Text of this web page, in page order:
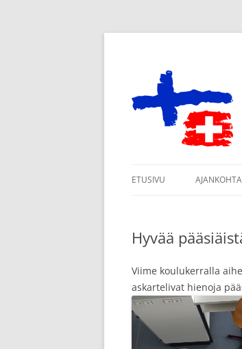
Siirry
ETUSIVU
TUKIJAMME
Hyvää
Viime koulukerralla
askartelivat hienoja